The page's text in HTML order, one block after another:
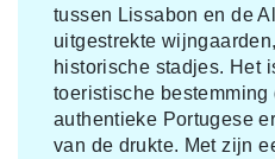
tussen Lissabon en de
uitgestrekte
historische stadjes. Het
toeristische
authentieke Portugese
van de drukte. Met zijn